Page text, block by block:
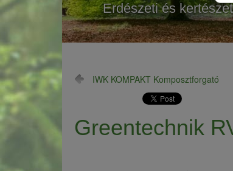
Erdészeti és
IWK KOMPAKT Komposztforgató
Greentechnik